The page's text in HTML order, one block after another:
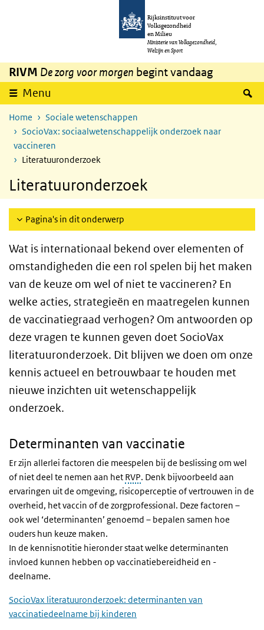
Overslaan en naar de inhoud gaan
Rijksinstituut voor
Volksgezondheid
en Milieu
Ministerie van Volksgezondheid,
Welzijn en Sport
RIVM De zorg voor morgen begint vandaag
Menu
Home
Sociale wetenschappen
SocioVax: sociaalwetenschappelijk onderzoek naar
vaccineren
Literatuuronderzoek
Literatuuronderzoek
Pagina's in dit onderwerp
Wat is internationaal bekend over elementen of
omstandigheden die een rol spelen bij het maken
van de keuze om wel of niet te vaccineren? En
welke acties, strategieën en maatregelen kunnen
de vaccinatiegraad verhogen? Om antwoorden op
deze vragen te kunnen geven doet SocioVax
literatuuronderzoek. Dit blijven we doen om onze
kennis actueel en betrouwbaar te houden met
nieuwe inzichten uit wetenschappelijk
onderzoek.
Determinanten van vaccinatie
Er zijn allerlei factoren die meespelen bij de beslissing om wel
of niet deel te nemen aan het RVP. Denk bijvoorbeeld aan
ervaringen uit de omgeving, risicoperceptie of vertrouwen in de
overheid, het vaccin of de zorgprofessional. Deze factoren –
ook wel ‘determinanten’ genoemd – bepalen samen hoe
ouders hun keuze maken.
In de kennisnotitie hieronder staat welke determinanten
invloed kunnen hebben op vaccinatiebereidheid en -
deelname.
SocioVax literatuuronderzoek: determinanten van
vaccinatiedeelname bij kinderen